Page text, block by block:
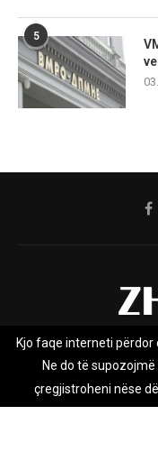
5
Rreth nesh
Zhurnal.mk është
Kjo faqe interneti përdor
Ne do të
çregjistroheni nëse